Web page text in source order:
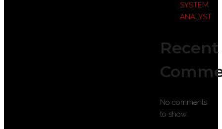
SYSTEM
ANALYST
Recent
No comments
to show.